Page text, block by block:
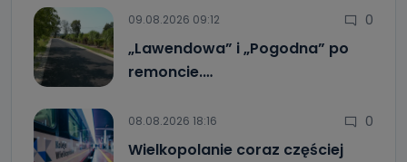
09.08.2026 09:12 0
„Lawendowa” i „Pogodna” po
remoncie.…
08.08.2026 18:16 0
Wielkopolanie coraz częściej